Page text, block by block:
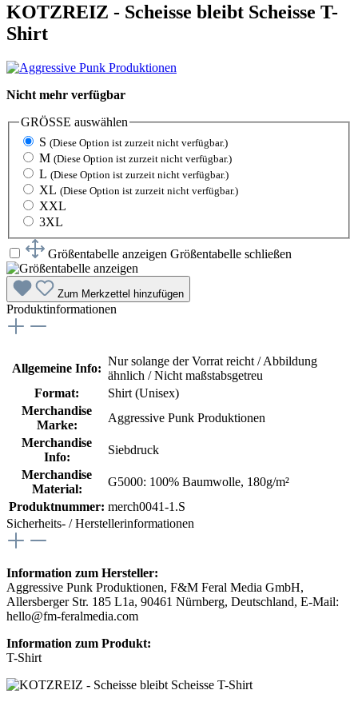
KOTZREIZ - Scheisse bleibt Scheisse T-
Shirt
Nicht mehr verfügbar
GRÖSSE auswählen
S (Diese Option ist zurzeit nicht verfügbar.)
M (Diese Option ist zurzeit nicht verfügbar.)
L (Diese Option ist zurzeit nicht verfügbar.)
XL (Diese Option ist zurzeit nicht verfügbar.)
XXL
3XL
Größentabelle anzeigen Größentabelle schließen
Zum Merkzettel hinzufügen
Produktinformationen
Allgemeine Info:
Nur solange der Vorrat reicht / Abbildung
ähnlich / Nicht maßstabsgetreu
Format:
Shirt (Unisex)
Merchandise
Marke:
Aggressive Punk Produktionen
Merchandise
Info:
Siebdruck
Merchandise
Material:
G5000: 100% Baumwolle, 180g/m²
Produktnummer: merch0041-1.S
Sicherheits- / Herstellerinformationen
Information zum Hersteller:
Aggressive Punk Produktionen, F&M Feral Media GmbH,
Allersberger Str. 185 L1a, 90461 Nürnberg, Deutschland, E-Mail:
hello@fm-feralmedia.com
Information zum Produkt:
T-Shirt